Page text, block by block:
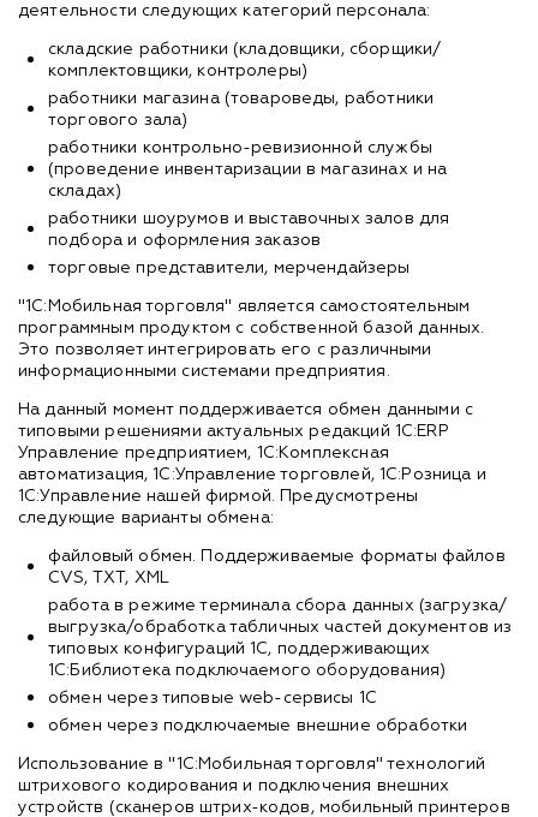
деятельности следующих категорий персонала:
складские работники (кладовщики, сборщики/
комплектовщики, контролеры)
работники магазина (товароведы, работники
торгового зала)
работники контрольно-ревизионной службы
(проведение инвентаризации в магазинах и на
складах)
работники шоурумов и выставочных залов для
подбора и оформления заказов
торговые представители, мерчендайзеры
"1С:Мобильная торговля" является самостоятельным
программным продуктом с собственной базой данных.
Это позволяет интегрировать его с различными
информационными системами предприятия.
На данный момент поддерживается обмен данными с
типовыми решениями актуальных редакций 1С:ERP
Управление предприятием, 1C:Комплексная
автоматизация, 1С:Управление торговлей, 1С:Розница и
1С:Управление нашей фирмой. Предусмотрены
следующие варианты обмена:
файловый обмен. Поддерживаемые форматы файлов
CVS, TXT, XML
работа в режиме терминала сбора данных (загрузка/
выгрузка/обработка табличных частей документов из
типовых конфигураций 1С, поддерживающих
1С:Библиотека подключаемого оборудования)
обмен через типовые web-сервисы 1С
обмен через подключаемые внешние обработки
Использование в "1С:Мобильная торговля" технологий
штрихового кодирования и подключения внешних
устройств (сканеров штрих-кодов, мобильный принтеров